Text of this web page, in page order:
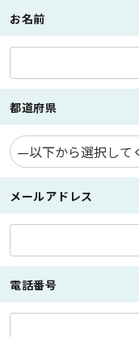
お名前
都道府県
メールアドレス
電話番号